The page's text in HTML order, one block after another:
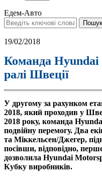
Едем-Авто
19/02/2018
Команда
ралі Швеції
У другому за рахунком
2018, який проходив у
2018 року, команда
подвійну перемогу. Два
та Міккельсен/Джегер,
посівши, відповідно,
дозволила Hyundai
Кубку виробників.